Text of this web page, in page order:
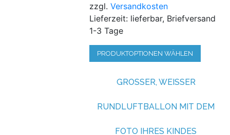
zzgl.Versandkosten
Lieferzeit: lieferbar, Briefversand
1-3 Tage
PRODUKTOPTIONEN WÄHLEN
GROSSER, WEISSER RU
NDLUFTBALLON MIT DEM FO
TO IHRES KINDES